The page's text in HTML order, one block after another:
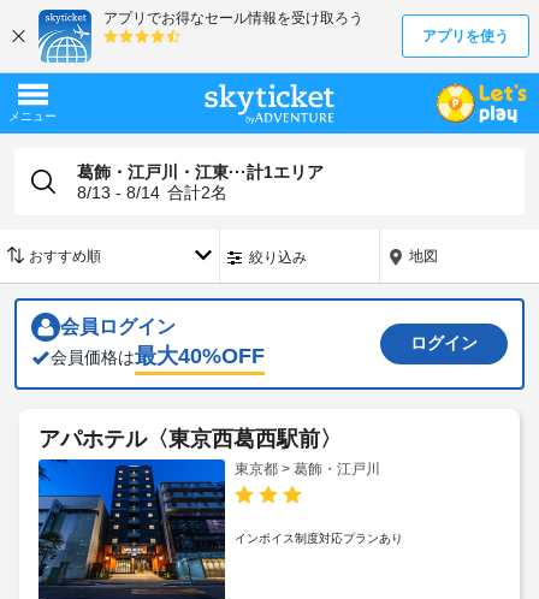
葛飾・江戸川・江東···計1エリア
8/13 - 8/14 合計2名
絞り込み 地図
会員ログイン
会員価格は最大40%OFF
ログイン
アパホテル〈東京西葛西駅前〉
東京都 > 葛飾・江戸川
インボイス制度対応プランあり